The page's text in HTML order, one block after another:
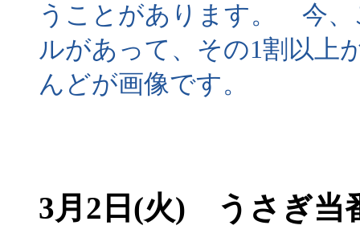
うことがあります。 今、
ルがあって、その1割以上
んどが画像です。
3月2日(火) うさぎ当